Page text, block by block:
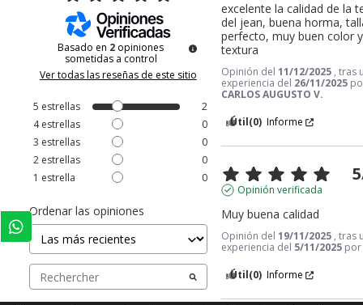
Basado en 2 opiniones
sometidas a control
Ver todas las reseñas de este sitio
5 estrellas
2
4estrellas
0
3 estrellas
0
2 estrellas
0
1 estrella 0
Ordenar las opiniones
excelente la calidad de la
del jean, buena horma,
perfecto, muy buen color y
textura
Opinión del11/12/2025 , tras
experiencia del 26/11/2025
CARLOS AUGUSTO V.
Útil(0) Informe
5
Opinión verificada
Muy buena calidad
Opinión del19/11/2025 , tras
experiencia del 5/11/2025
Útil(0) Informe